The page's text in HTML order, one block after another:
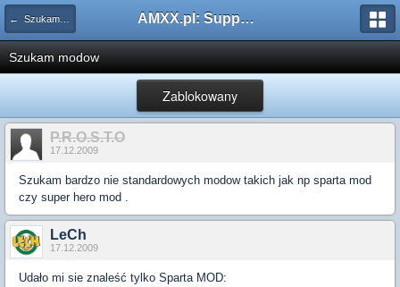
← Szukam pluginu AMXX.pl: Support AMX Mod X i SourceMod
Szukam modow
Zablokowany
P.R.O.S.T.O
17.12.2009
Szukam bardzo nie standardowych modow takich jak np sparta mod
czy super hero mod .
LeCh
17.12.2009
Udało mi sie znaleść tylko Sparta MOD: